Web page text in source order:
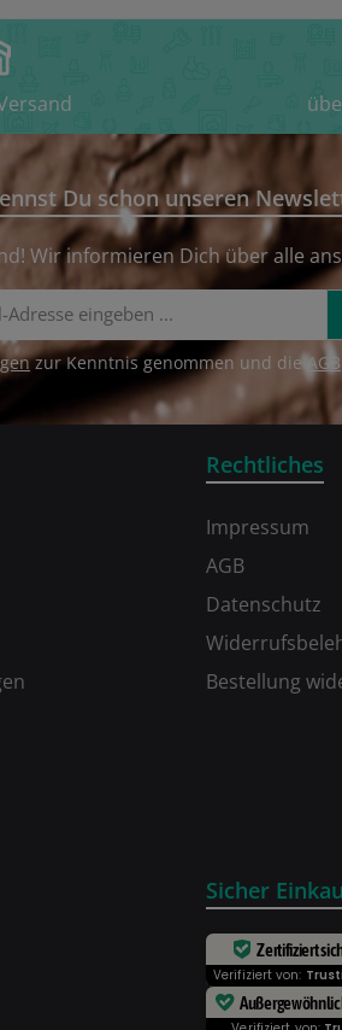
Du schon unseren
Wir informieren Dich über alle
Mail-
Adresse*
zur Kenntnis genommen und die AGB
Rechtliches
Impressum
AGB
Datenschutz
Bestellung
Sicher
Zertifiziert
Verifiziert von: